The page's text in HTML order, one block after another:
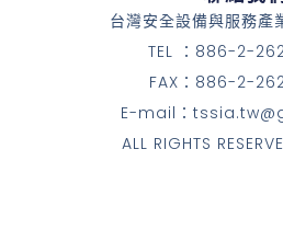
台灣安全設備與服務產
TEL ：886-2-
FAX：886-2-
E-mail：
ALL RIGHTS